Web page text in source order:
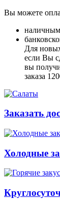
Вы можете
Для
если Вы
вы
заказа
Заказать
Холодные